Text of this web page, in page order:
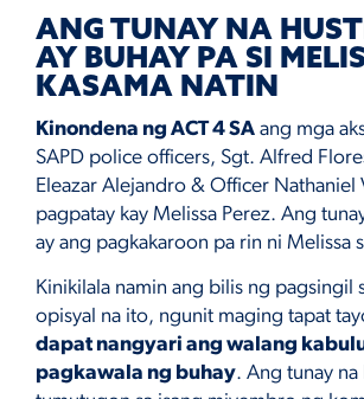
ANG TUNAY NA
AY BUHAY PA SI
KASAMA NATIN
Kinondena ng ACT 4 SA ang mga
SAPD police officers, Sgt. Alfred
Eleazar Alejandro & Officer Nathaniel
pagpatay kay Melissa Perez. Ang
ay ang pagkakaroon pa rin ni Melissa
Kinikilala namin ang bilis ng pagsingil
opisyal na ito, ngunit maging tapat
dapat nangyari ang walang
pagkawala ng buhay. Ang tunay na